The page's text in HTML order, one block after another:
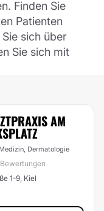
Finden Sie
Patienten
sich über
Sie sich mit
AM
Dermatologie
1-9, Kiel